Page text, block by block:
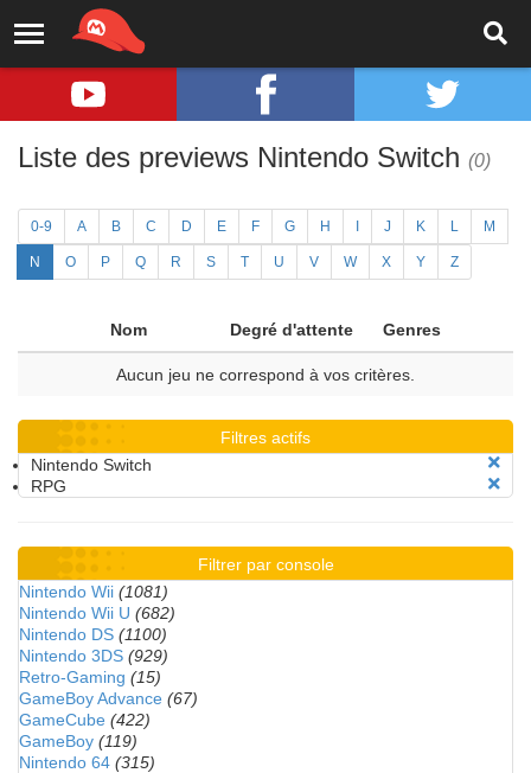
Liste des previews Nintendo Switch (0)
0-9 A B C D E F G H J K L M
N O P Q R S T U V W X Y Z
Nom Degré d'attente Genres
Aucun jeu ne correspond à vos critères.
Filtres actifs
Nintendo Switch
RPG
Filtrer par console
Nintendo Wii (1081)
Nintendo Wii U (682)
Nintendo DS (1100)
Nintendo 3DS (929)
Retro-Gaming (15)
GameBoy Advance (67)
GameCube (422)
GameBoy (119)
Nintendo 64 (315)